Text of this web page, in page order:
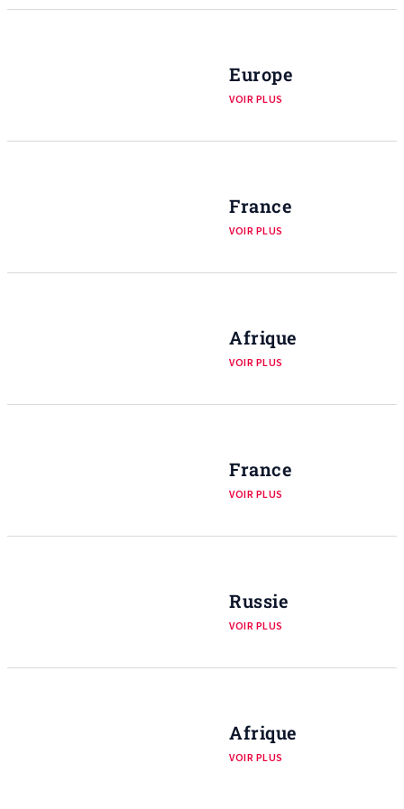
Europe
VOIR PLUS
France
VOIR PLUS
Afrique
VOIR PLUS
France
VOIR PLUS
Russie
VOIR PLUS
Afrique
VOIR PLUS